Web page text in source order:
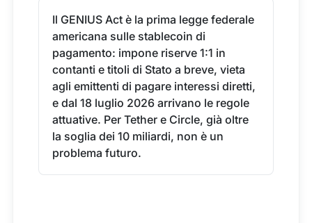
Il GENIUS Act è la prima legge federale
americana sulle stablecoin di
pagamento: impone riserve 1:1 in
contanti e titoli di Stato a breve, vieta
agli emittenti di pagare interessi diretti,
e dal 18 luglio 2026 arrivano le regole
attuative. Per Tether e Circle, già oltre
la soglia dei 10 miliardi, non è un
problema futuro.